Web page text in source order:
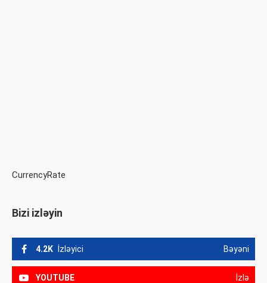
CurrencyRate
Bizi izləyin
4.2K İzləyici Bəyəni
YOUTUBE İzlə